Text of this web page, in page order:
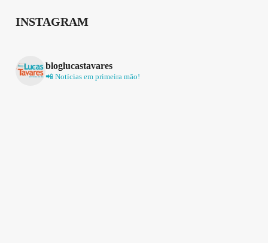
INSTAGRAM
bloglucastavares
📲 Notícias em primeira mão!